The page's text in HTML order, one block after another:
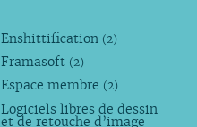
Enshittification (2)
Framasoft (2)
Espace membre (2)
Logiciels libres de dessin
et de retouche d’image